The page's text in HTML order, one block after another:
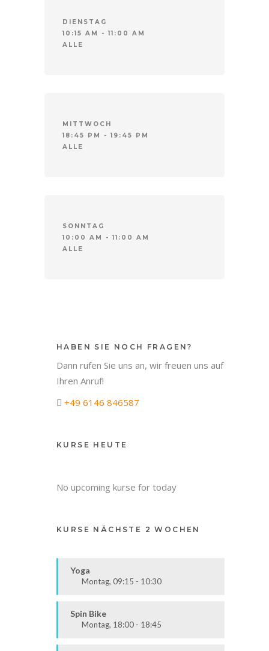
DIENSTAG
10:15 AM - 11:00 AM
ALLE
MITTWOCH
18:45 PM - 19:45 PM
ALLE
SONNTAG
10:00 AM - 11:00 AM
ALLE
HABEN SIE NOCH FRAGEN?
Dann rufen Sie uns an, wir freuen uns auf
Ihren Anruf!
+49 6146 846587
KURSE HEUTE
No upcoming kurse for today
KURSE NÄCHSTE 2 WOCHEN
Yoga
Montag, 09:15 - 10:30
Alle
Spin Bike
Montag, 18:00 - 18:45